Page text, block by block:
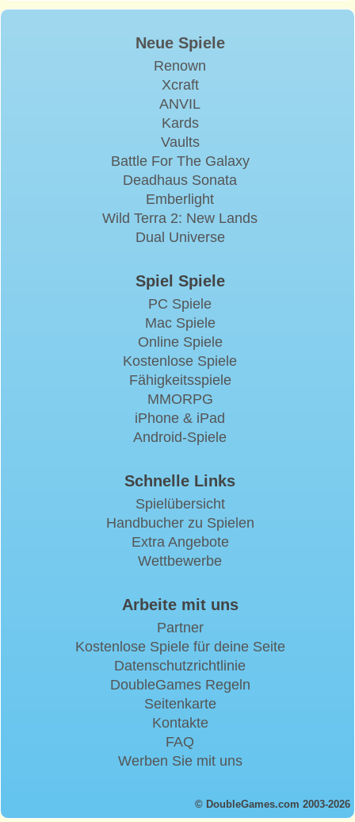
Neue Spiele
Renown
Xcraft
ANVIL
Kards
Vaults
Battle For The Galaxy
Deadhaus Sonata
Emberlight
Wild Terra 2: New Lands
Dual Universe
Spiel Spiele
PC Spiele
Mac Spiele
Online Spiele
Kostenlose Spiele
Fähigkeitsspiele
MMORPG
iPhone & iPad
Android-Spiele
Schnelle Links
Spielübersicht
Handbucher zu Spielen
Extra Angebote
Wettbewerbe
Arbeite mit uns
Partner
Kostenlose Spiele für deine Seite
Datenschutzrichtlinie
DoubleGames Regeln
Seitenkarte
Kontakte
FAQ
Werben Sie mit uns
© DoubleGames.com 2003-2026